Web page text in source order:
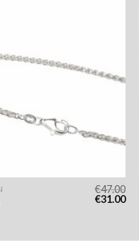
€47.00
€31.00